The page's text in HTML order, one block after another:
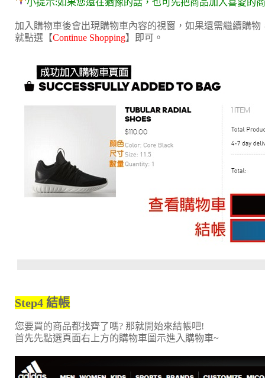
加入購物車後會出現購物車內容的視窗，如果還需繼續購物
就點選【Continue Shopping】即可。
Step4 結帳
您要買的商品都找齊了嗎? 那就開始來結帳吧!
首先先點選頁面右上方的購物車圖示進入購物車~